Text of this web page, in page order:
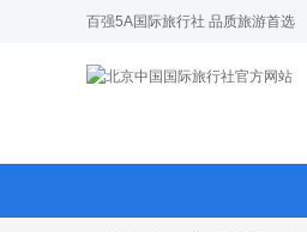
百强5A国际旅行社 品质旅游首选